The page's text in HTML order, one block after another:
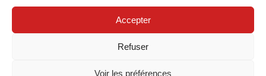
Accepter
Refuser
Voir les préférences
FORMATION – Udef Academy